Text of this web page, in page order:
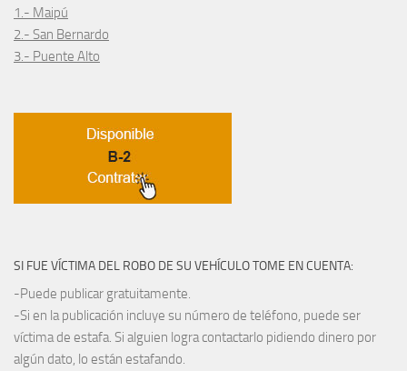
1.- Maipú
2.- San Bernardo
3.- Puente Alto
SI FUE VÍCTIMA DEL ROBO DE SU VEHÍCULO TOME EN CUENTA:
-Puede publicar gratuitamente.
-Si en la publicación incluye su número de teléfono, puede ser
víctima de estafa. Si alguien logra contactarlo pidiendo dinero por
algún dato, lo están estafando.